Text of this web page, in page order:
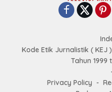
Kode Etik Jurnalistik ( KEJ
Tahun 1999
Privacy Policy